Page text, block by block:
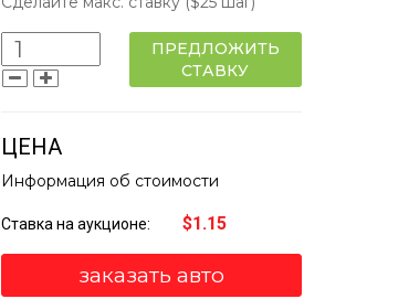
ПРЕДЛОЖИТЬ
СТАВКУ
ЦЕНА
Информация об стоимости
Ставка на аукционе: $1.15
заказать авто